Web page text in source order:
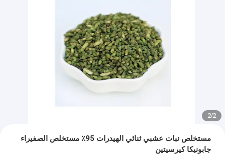
2
/
2
مستخلص نبات عشبي ثنائي الهيدرات 95٪ مستخلص الصفيراء
جابونيكا كيرسيتين